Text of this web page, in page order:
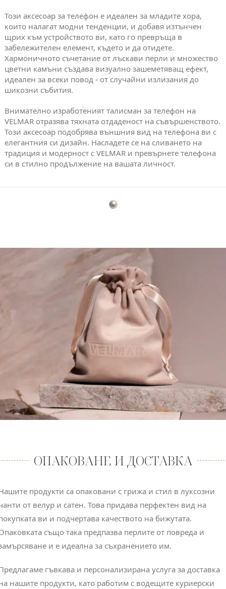
Този аксесоар за телефон е идеален за младите хора,
които налагат модни тенденции, и добавя изтънчен
щрих към устройството ви, като го превръща в
забележителен елемент, където и да отидете.
Хармоничното съчетание от лъскави перли и множество
цветни камъни създава визуално зашеметяващ ефект,
идеален за всеки повод - от случайни излизания до
шикозни събития.
Внимателно изработеният талисман за телефон на
VELMAR отразява тяхната отдаденост на съвършенството.
Този аксесоар подобрява външния вид на телефона ви с
елегантния си дизайн. Насладете се на сливането на
традиция и модерност с VELMAR и превърнете телефона
си в стилно продължение на вашата личност.
ОПАКОВАНЕ И ДОСТАВКА
продукти са опаковани с грижа и стил в луксозни
от велур и сатен. Това придава перфектен вид на
ви и подчертава качеството на бижутата.
също така предпазва перлите от повреда и
и е идеална за съхранението им.
гъвкава и персонализирана услуга за доставка
нашите продукти, като работим с водещите куриерски